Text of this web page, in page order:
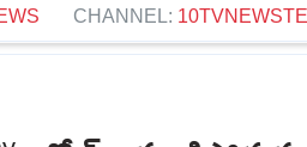
CHANNEL: